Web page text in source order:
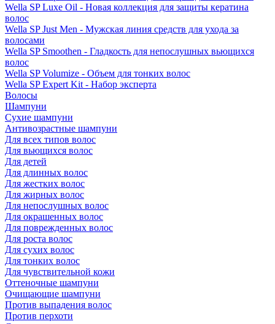
Wella SP Luxe Oil - Новая коллекция для защиты кератина
волос
Wella SP Just Men - Мужская линия средств для ухода за
волосами
Wella SP Smoothen - Гладкость для непослушных вьющихся
волос
Wella SP Volumize - Объем для тонких волос
Wella SP Expert Kit - Набор эксперта
Волосы
Шампуни
Сухие шампуни
Антивозрастные шампуни
Для всех типов волос
Для вьющихся волос
Для детей
Для длинных волос
Для жестких волос
Для жирных волос
Для непослушных волос
Для окрашенных волос
Для поврежденных волос
Для роста волос
Для сухих волос
Для тонких волос
Для чувствительной кожи
Оттеночные шампуни
Очищающие шампуни
Против выпадения волос
Против перхоти